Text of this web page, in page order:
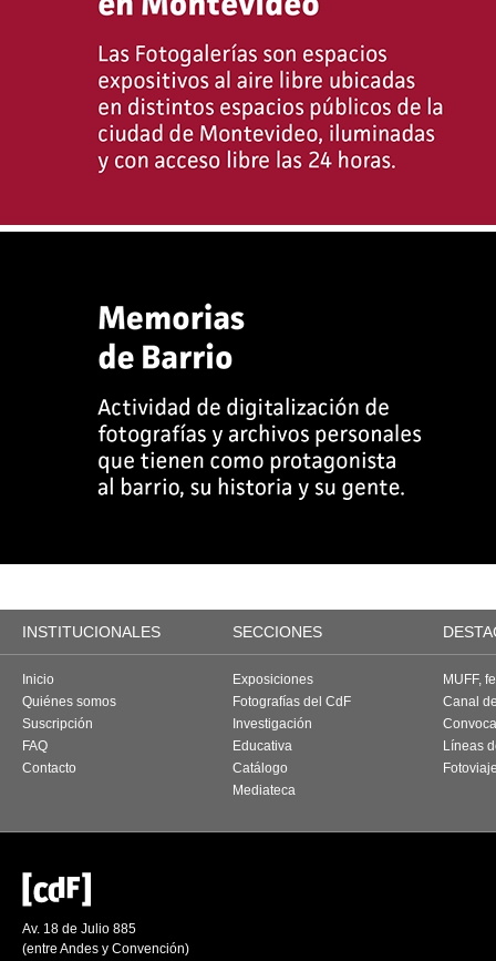
INSTITUCIONALES SECCIONES
Inicio
Quiénes somos
Suscripción
FAQ
Contacto
Exposiciones
Fotografías del CdF
Investigación
Educativa
Catálogo
Mediateca
MUFF,
Canal
Líneas
Av. 18 de Julio 885
(entre Andes y Convención)